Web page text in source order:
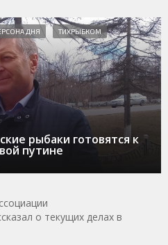
рыбаки готовятся к
путине
ДНЯ ТИХРЫБКОМ
о текущих делах в